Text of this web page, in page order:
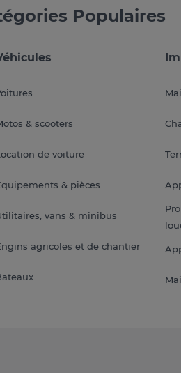
Populaires
& scooters
de voiture
& pièces
vans & minibus
agricoles et de chantier